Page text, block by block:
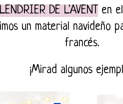
DE L'AVENT en
un material navideño
francés.
¡Mirad algunos